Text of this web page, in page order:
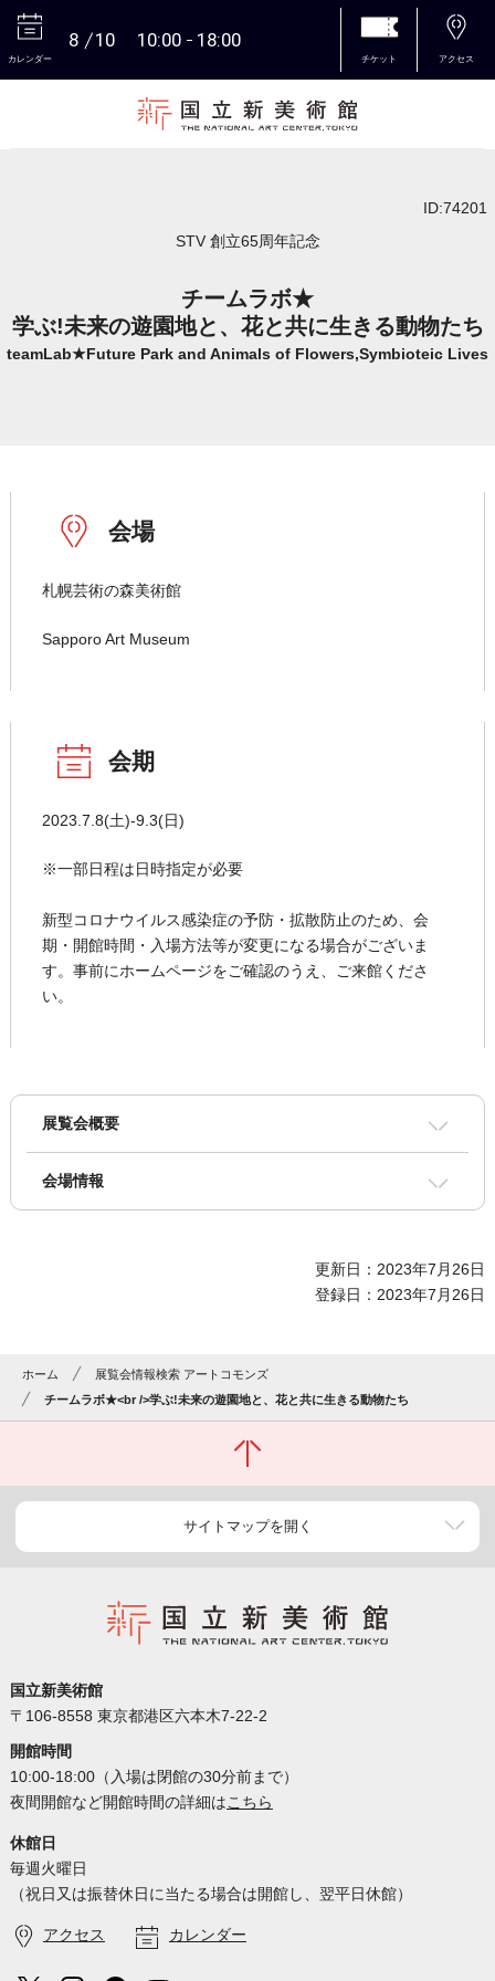
カレンダー
8 10 10:00 18:00
チケット アクセス
ID:74201
STV 創立65周年記念
チームラボ★
学ぶ!未来の遊園地と、花と共に生きる動物たち
teamLab★Future Park and Animals of Flowers,Symbioteic Lives
会場
札幌芸術の森美術館
Sapporo Art Museum
会期
2023.7.8(土)-9.3(日)
※一部日程は日時指定が必要
新型コロナウイルス感染症の予防・拡散防止のため、会
期・開館時間・入場方法等が変更になる場合がございま
す。事前にホームページをご確認のうえ、ご来館くださ
い。
展覧会概要
会場情報
更新日：2023年7月26日
登録日：2023年7月26日
ホーム
展覧会情報検索 アートコモンズ
チームラボ★<br />学ぶ!未来の遊園地と、花と共に生きる動物たち
サイトマップを開く
国立新美術館
〒106-8558 東京都港区六本木7-22-2
開館時間
10:00-18:00（入場は閉館の30分前まで）
夜間開館など開館時間の詳細はこちら
休館日
毎週火曜日
（祝日又は振替休日に当たる場合は開館し、翌平日休館）
アクセス カレンダー